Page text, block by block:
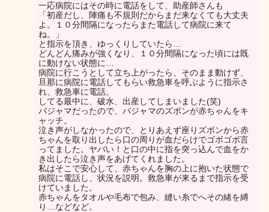
一応病院にはその時に電話をして、助産師さんも
「初産だし、陣痛も不規則だからまだ来なくても大丈夫
よ。１０分間隔になったらまた電話して病院に来て
ね。」
と指示を頂き、ゆっくりしていたら…
どんどん痛みが強くなり、１０分間隔になった頃には既
に動けない状態に…
病院に行こうとして立ち上がったら、そのまま動けず、
旦那に病院に電話してもらい救急車を呼ぶように指示さ
れ、救急車に電話。
してる最中に、破水、出産してしまいました(笑)
パジャマだったので、パジャマのズボンが赤ちゃんをキ
ャッチ。
泣き声がしなかったので、とりあえず座りズボンから赤
ちゃんを取り出したら口の周りが血だらけでゴボゴボ言
ってました。ヤバい！と口の中に指を突っ込んで血をか
き出したら泣き声をあげてくれました。
私はそこで安心して、赤ちゃんを胸の上に抱いた状態で
病院に電話し、状況を説明。救急車が来るまで指示を受
けていました。
赤ちゃんをタオルや毛布で包み、縫い糸でへその緒を縛
り…などなど。